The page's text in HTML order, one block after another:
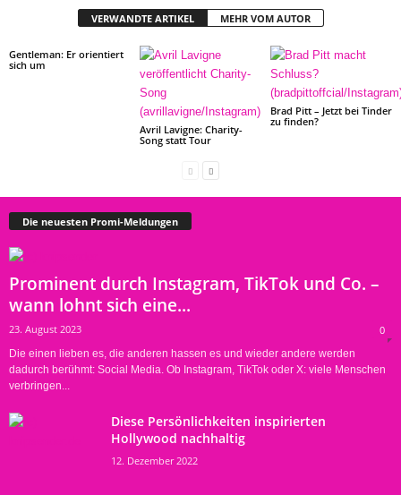
VERWANDTE ARTIKEL MEHR VOM AUTOR
Gentleman: Er orientiert
sich um
Avril Lavigne: Charity-
Song statt Tour
Brad Pitt – Jetzt bei Tinder
zu finden?
Die neuesten Promi-Meldungen
Prominent durch Instagram, TikTok und Co. –
wann lohnt sich eine...
23. August 2023 0
Die einen lieben es, die anderen hassen es und wieder andere werden
dadurch berühmt: Social Media. Ob Instagram, TikTok oder X: viele Menschen
verbringen...
Diese Persönlichkeiten inspirierten
Hollywood nachhaltig
12. Dezember 2022